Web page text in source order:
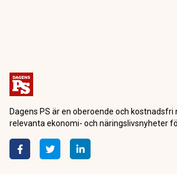
Dagens PS är en oberoende och kostnadsfri
relevanta ekonomi- och näringslivsnyheter